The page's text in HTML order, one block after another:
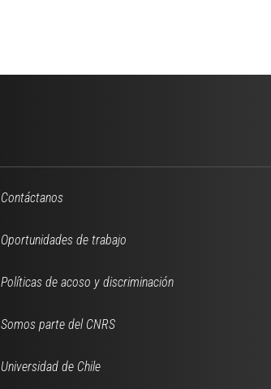
Contáctanos
Oportunidades de trabajo
Políticas de acoso y discriminación
Somos parte del CNRS
Universidad de Chile